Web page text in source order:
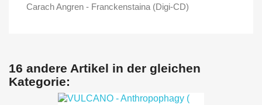
Carach Angren - Franckenstaina (Digi-CD)
16 andere Artikel in der gleichen
Kategorie: